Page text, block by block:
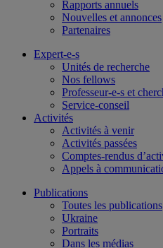
Rapports annuels
Nouvelles et annonces
Partenaires
Expert-e-s
Unités de recherche
Nos fellows
Professeur-e-s et
Service-conseil
Activités
Activités à venir
Activités passées
Comptes-rendus
Appels à
Publications
Toutes les publications
Ukraine
Portraits
Dans les médias